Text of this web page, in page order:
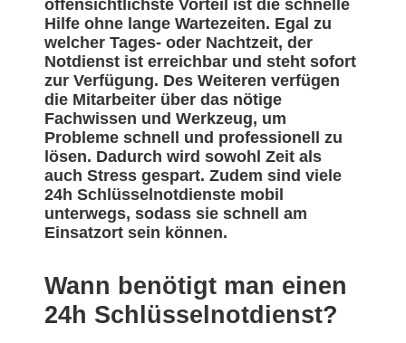
offensichtlichste Vorteil ist die schnelle
Hilfe ohne lange Wartezeiten. Egal zu
welcher Tages- oder Nachtzeit, der
Notdienst ist erreichbar und steht sofort
zur Verfügung. Des Weiteren verfügen
die Mitarbeiter über das nötige
Fachwissen und Werkzeug, um
Probleme schnell und professionell zu
lösen. Dadurch wird sowohl Zeit als
auch Stress gespart. Zudem sind viele
24h Schlüsselnotdienste mobil
unterwegs, sodass sie schnell am
Einsatzort sein können.
Wann benötigt man einen
24h Schlüsselnotdienst?